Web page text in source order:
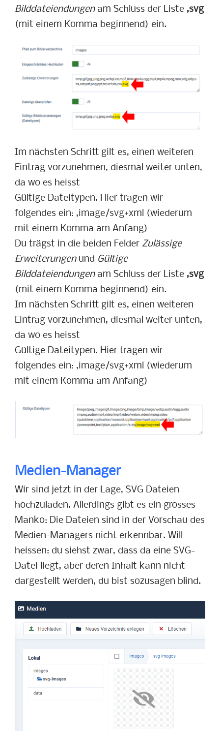
Bilddateiendungenam Schluss der Liste ,svg
(mit einem Komma beginnend) ein.
Im nächsten Schritt gilt es, einen weiteren
Eintrag vorzunehmen, diesmal weiter unten,
da wo es heisst
Gültige Dateitypen. Hier tragen wir
folgendes ein: ,image/svg+xml (wiederum
mit einem Komma am Anfang)
Du trägst in die beiden Felder Zulässige
Erweiterungenund Gültige
Bilddateiendungenam Schluss der Liste ,svg
(mit einem Komma beginnend) ein.
Im nächsten Schritt gilt es, einen weiteren
Eintrag vorzunehmen, diesmal weiter unten,
da wo es heisst
Gültige Dateitypen. Hier tragen wir
folgendes ein: ,image/svg+xml (wiederum
mit einem Komma am Anfang)
Medien-Manager
Wir sind jetzt in der Lage, SVG Dateien
hochzuladen. Allerdings gibt es ein grosses
Manko: Die Dateien sind in der Vorschau des
Medien-Managers nicht erkennbar. Will
heissen: du siehst zwar, dass da eine SVG-
Datei liegt, aber deren Inhalt kann nicht
dargestellt werden, du bist sozusagen blind.